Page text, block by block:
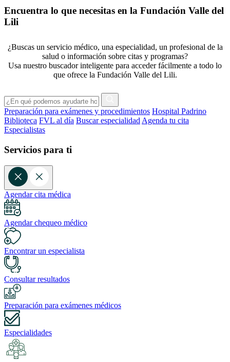
Encuentra lo que necesitas en la Fundación Valle del
Lili
¿Buscas un servicio médico, una especialidad, un profesional de la
salud o información sobre citas y programas?
Usa nuestro buscador inteligente para acceder fácilmente a todo lo
que ofrece la Fundación Valle del Lili.
Preparación para exámenes y procedimientos Hospital Padrino
Biblioteca FVL al día Buscar especialidad Agenda tu cita
Especialistas
Servicios para ti
Agendar cita médica
Agendar chequeo médico
Encontrar un especialista
Consultar resultados
Preparación para exámenes médicos
Especialidades